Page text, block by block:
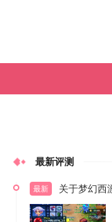
最新评测
最新